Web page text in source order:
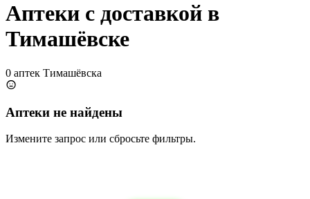
Аптеки с доставкой в
Тимашёвске
0 аптек Тимашёвска
Аптеки не найдены
Измените запрос или сбросьте фильтры.